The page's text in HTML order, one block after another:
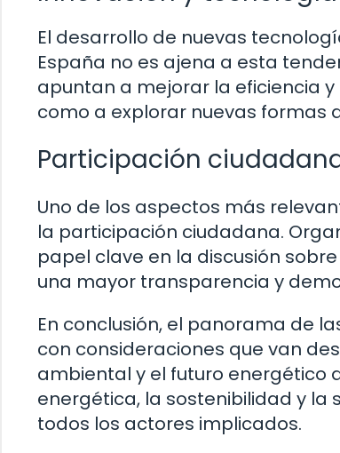
El desarrollo de nuevas
España no es ajena a esta
apuntan a mejorar la eficiencia
como a explorar nuevas formas
Participación
Uno de los aspectos más
la participación ciudadana.
papel clave en la discusión
una mayor transparencia y
En conclusión, el panorama de
con consideraciones que van
ambiental y el futuro energético
energética, la sostenibilidad y la
todos los actores implicados.